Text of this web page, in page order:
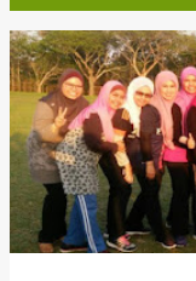
C
a
t
a
t
a